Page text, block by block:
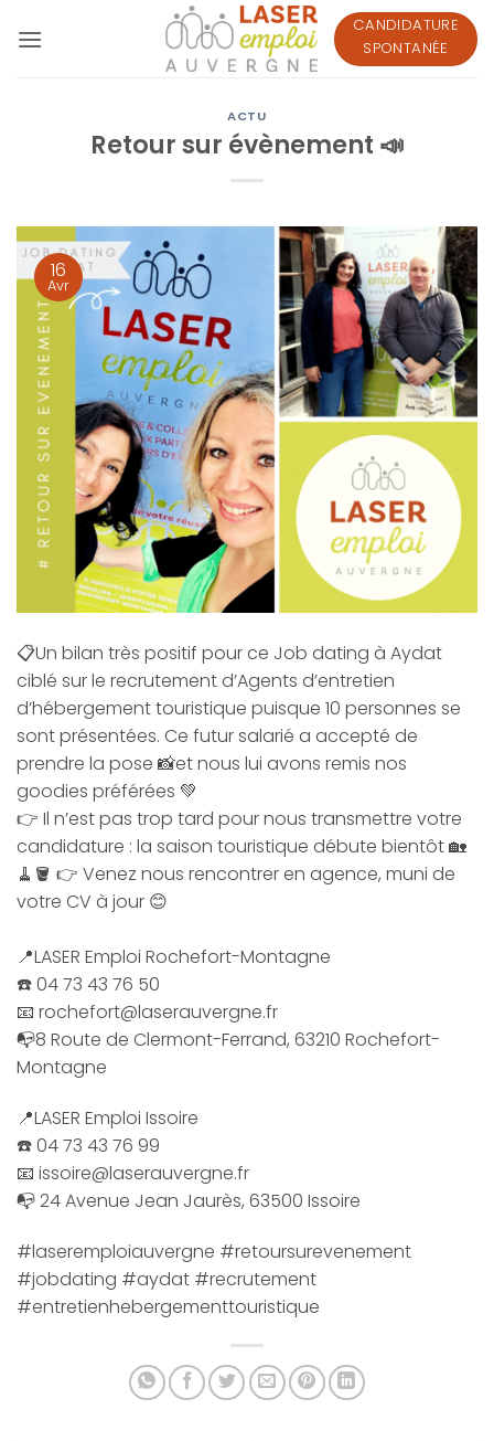
au
CANDIDATURE
SPONTANÉE
ACTU
Retour sur évènement 📣
16
Avr
📋Un bilan très positif pour ce Job dating à Aydat
ciblé sur le recrutement d’Agents d’entretien
d’hébergement touristique puisque 10 personnes se
sont présentées. Ce futur salarié a accepté de
prendre la pose 📸et nous lui avons remis nos
goodies préférées 💚
👉 Il n’est pas trop tard pour nous transmettre votre
candidature : la saison touristique débute bientôt 🏡
🧹🪣 👉 Venez nous rencontrer en agence, muni de
votre CV à jour 😊
📍LASER Emploi Rochefort-Montagne
☎️ 04 73 43 76 50
📧 rochefort@laserauvergne.fr
📭8 Route de Clermont-Ferrand, 63210 Rochefort-
Montagne
📍LASER Emploi Issoire
☎️ 04 73 43 76 99
📧 issoire@laserauvergne.fr
📭 24 Avenue Jean Jaurès, 63500 Issoire
#laseremploiauvergne #retoursurevenement
#jobdating #aydat #recrutement
#entretienhebergementtouristique